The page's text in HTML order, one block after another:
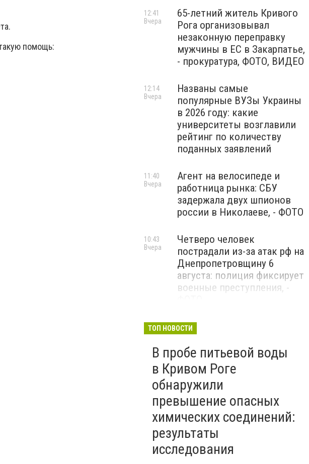
помощь:
65-летний житель Кривого
Рога организовывал
незаконную переправку
мужчины в ЕС в Закарпатье,
- прокуратура, ФОТО, ВИДЕО
12:41
Вчера
Названы самые
популярные ВУЗы Украины
в 2026 году: какие
университеты возглавили
рейтинг по количеству
поданных заявлений
12:14
Вчера
Агент на велосипеде и
работница рынка: СБУ
задержала двух шпионов
россии в Николаеве, - ФОТО
11:40
Вчера
Четверо человек
пострадали из-за атак рф на
Днепропетровщину 6
августа: полиция фиксирует
военные преступления, -
10:43
Вчера
Ночью россияне атаковали
ПВО уничтожила и
подавила 114 БпЛА
09:08
Вчера
Общенациональная минута
молчания: Украина чтит
память жертв войны, -
09:00
Вчера
ТОП НОВОСТИ
В пробе питьевой воды
в Кривом Роге
обнаружили
превышение опасных
химических соединений:
результаты
исследования